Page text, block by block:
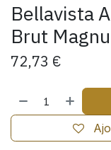
Bellavista
Brut
72,73 €